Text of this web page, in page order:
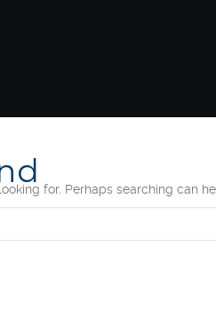
for. Perhaps searching can